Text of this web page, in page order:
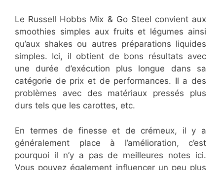
Le Russell Hobbs Mix & Go Steel convient aux
smoothies simples aux fruits et légumes ainsi
qu’aux shakes ou autres préparations liquides
simples. Ici, il obtient de bons résultats avec
une durée d’exécution plus longue dans sa
catégorie de prix et de performances. Il a des
problèmes avec des matériaux pressés plus
durs tels que les carottes, etc.
En termes de finesse et de crémeux, il y a
généralement place à l’amélioration, c’est
pourquoi il n’y a pas de meilleures notes ici.
Vous pouvez également influencer un peu plus